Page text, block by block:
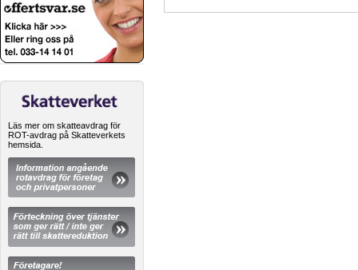
Läs mer om skatteavdrag för
ROT-avdrag på Skatteverkets
hemsida.